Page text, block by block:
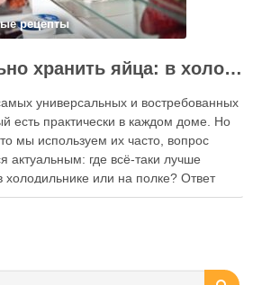
рецепты
Как правильно хранить яйца: в холодильнике или на полке?
универсальных и востребованных
есть практически в каждом доме. Но
мы используем их часто, вопрос
актуальным: где всё-таки лучше
или на полке? Ответ
факторов, включая температуру